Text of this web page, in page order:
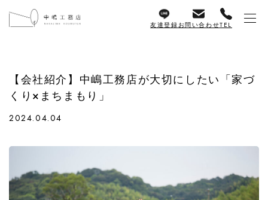
友達登録お問い合わせTEL
【会社紹介】中嶋工務店が大切にしたい「家づ
くり×まちまもり」
2024.04.04